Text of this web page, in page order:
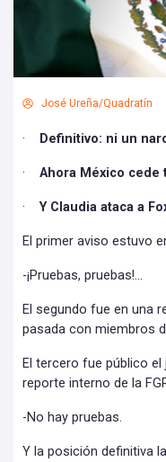
José Ureña/Quadratín
· Definitivo: ni un
· Ahora México cede
·Y Claudia ataca a
El primer aviso estuvo
-¡Pruebas, pruebas!...
El segundo fue en una
pasada con miembros
El tercero fue público
reporte interno de la
-No hay pruebas.
Y la posición definitiva